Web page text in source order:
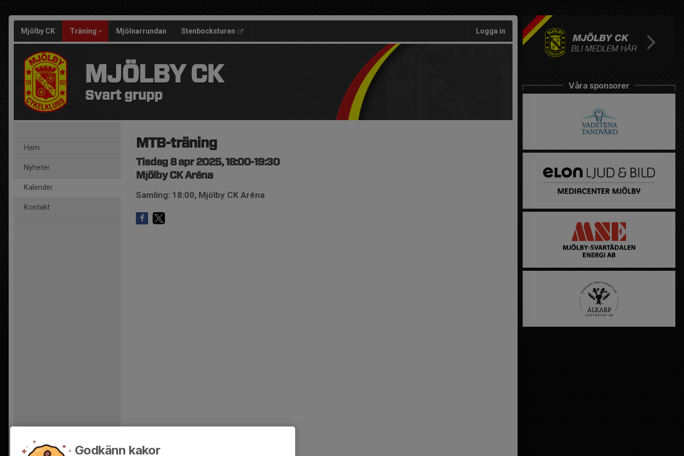
Mjölby CK Träning Mjölnarrundan Stenbocksturen Logga in
MJÖLBY CK
Svart grupp
Hem
Nyheter
Kalender
Kontakt
MTB-träning
Tisdag 8 apr 2025, 18:00-19:30
Mjölby CK Aréna
Samling: 18:00, Mjölby CK Aréna
Våra sponsorer
Godkänn kakor